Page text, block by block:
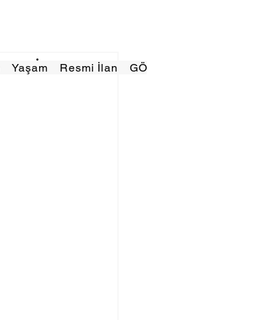
Yaşam Resmi İlan GÖRÜNÜMTV